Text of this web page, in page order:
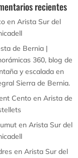
recientes
enArista Sur del
de Bernia |
360, blog de
y escalada en
Sierra de Bernia.
Cento enArista de
enArista Sur del
enArista Sur del